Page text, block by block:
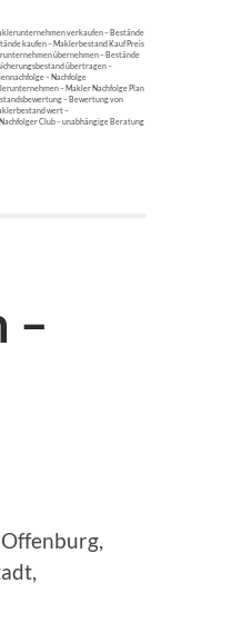
verkaufen – Bestände
kaufen – Maklerbestand Kauf Preis
übernehmen – Bestände
übertragen –
– Nachfolge
– Makler Nachfolge Plan
– Bewertung von
wert –
Club – unabhängige Beratung
–